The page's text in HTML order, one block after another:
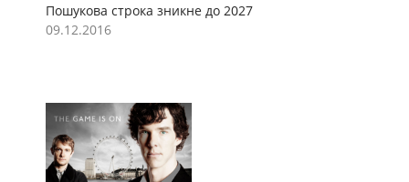
Пошукова строка зникне до 2027
09.12.2016